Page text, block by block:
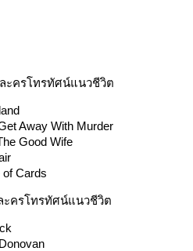
ะครโทรทัศน์แนวชีวิต
Away With Murder
Good Wife
Cards
ะครโทรทัศน์แนวชีวิต